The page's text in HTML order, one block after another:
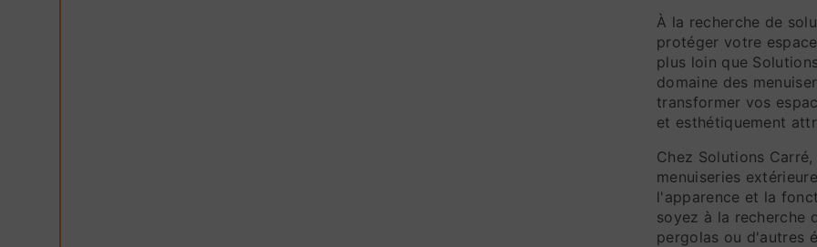
À la recherche de
protéger votre
plus loin que
domaine des
transformer vos
et esthétiquement
Chez Solutions
menuiseries
l'apparence et la
soyez à la recherche
pergolas ou d'autres